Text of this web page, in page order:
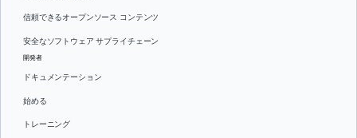
信頼できるオープンソース コンテンツ
安全なソフトウェア サプライチェーン
開発者
ドキュメンテーション
始める
トレーニング